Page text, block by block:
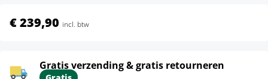
€ 239,90 incl. btw
Gratis verzending & gratis retourneren